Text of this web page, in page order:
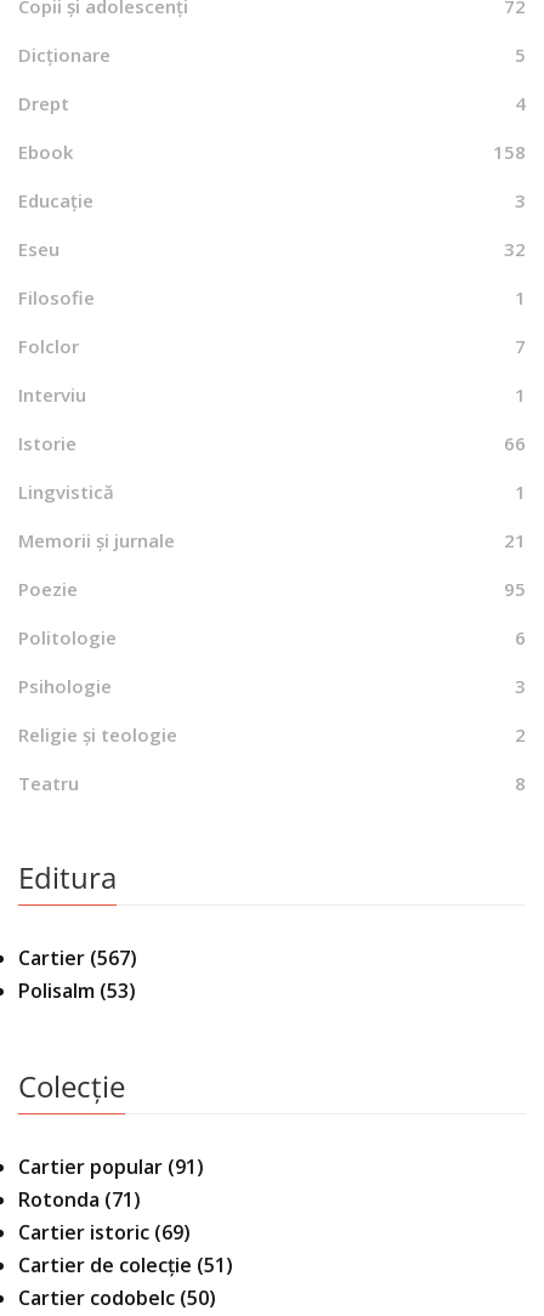
Copii și adolescenți
72
Dicționare
5
Drept
4
Ebook
158
Educație
3
Eseu
32
Filosofie
1
Folclor
7
Interviu
1
Istorie
66
Lingvistică
1
Memorii și jurnale
21
Poezie
95
Politologie
6
Psihologie
3
Religie și teologie
2
Teatru
8
Editura
Cartier (567)
Polisalm (53)
Colecție
Cartier popular (91)
Rotonda (71)
Cartier istoric (69)
Cartier de colecție (51)
Cartier codobelc (50)